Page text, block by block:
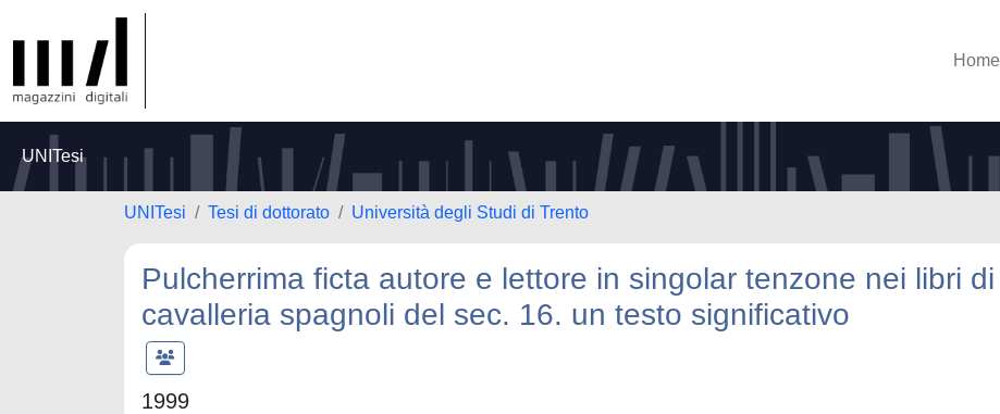
Home
UNITesi
UNITesi Tesi di dottorato Università degli Studi di Trento
Pulcherrima ficta autore e lettore in singolar tenzone nei libri di
cavalleria spagnoli del sec. 16. un testo significativo
1999